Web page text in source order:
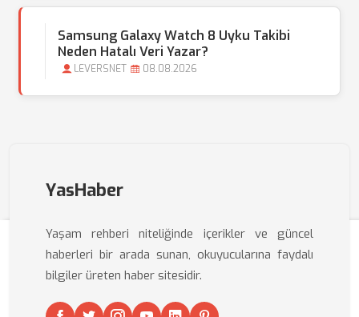
Samsung Galaxy Watch 8 Uyku Takibi
Neden Hatalı Veri Yazar?
LEVERSNET 08.08.2026
YasHaber
Yaşam rehberi niteliğinde içerikler ve güncel
haberleri bir arada sunan, okuyucularına faydalı
bilgiler üreten haber sitesidir.